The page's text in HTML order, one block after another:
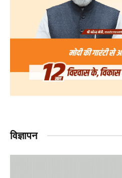
विज्ञापन